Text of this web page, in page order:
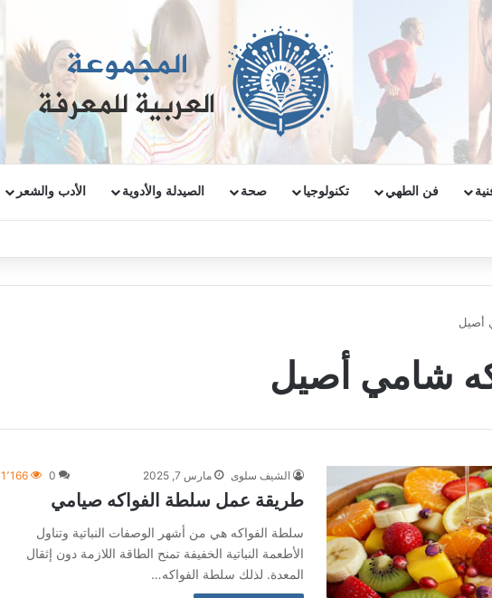
فن الطهي تكنولوجيا صحة الصيدلة والأدوية الأدب والشعر
أصيل
شامي أصيل
الشيف سلوى مارس 7, 2025 0 1٬166
طريقة عمل سلطة الفواكه صيامي
سلطة الفواكه هي من أشهر الوصفات النباتية وتناول
الأطعمة النباتية الخفيفة تمنح الطاقة اللازمة دون إثقال
المعدة. لذلك سلطة الفواكه…